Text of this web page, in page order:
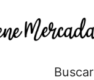
Buscar